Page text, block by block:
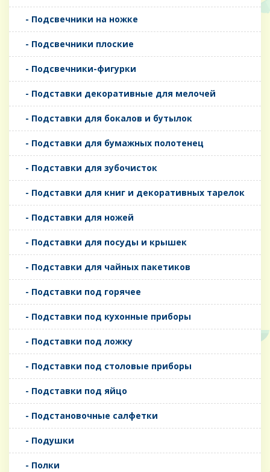
- Подсвечники на ножке
- Подсвечники плоские
- Подсвечники-фигурки
- Подставки декоративные для мелочей
- Подставки для бокалов и бутылок
- Подставки для бумажных полотенец
- Подставки для зубочисток
- Подставки для книг и декоративных тарелок
- Подставки для ножей
- Подставки для посуды и крышек
- Подставки для чайных пакетиков
- Подставки под горячее
- Подставки под кухонные приборы
- Подставки под ложку
- Подставки под столовые приборы
- Подставки под яйцо
- Подстановочные салфетки
- Подушки
- Полки